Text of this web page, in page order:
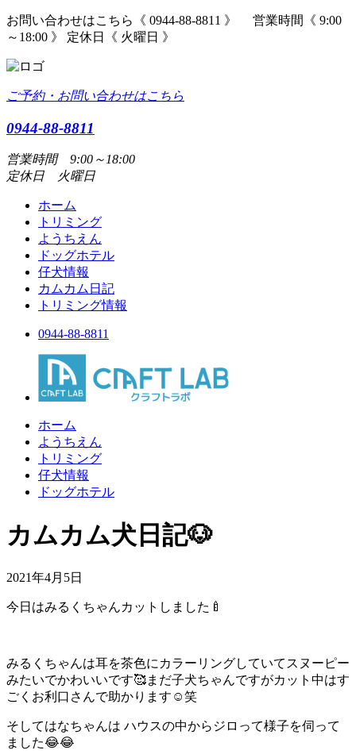
お問い合わせはこちら《 0944-88-8811 》 営業時間《 9:00
～18:00 》 定休日《 火曜日 》
ご予約・お問い合わせはこちら
0944-88-8811
営業時間 9:00～18:00
定休日 火曜日
ホーム
トリミング
ようちえん
ドッグホテル
仔犬情報
カムカム日記
トリミング情報
0944-88-8811
ホーム
ようちえん
トリミング
仔犬情報
ドッグホテル
カムカム犬日記🐶
2021年4月5日
今日はみるくちゃんカットしました🍼
みるくちゃんは耳を茶色にカラーリングしていてスヌーピー
みたいでかわいいです🥰まだ子犬ちゃんですがカット中はす
ごくお利口さんで助かります☺︎笑
そしてはなちゃんは ハウスの中からジロって様子を伺って
ました😂😂